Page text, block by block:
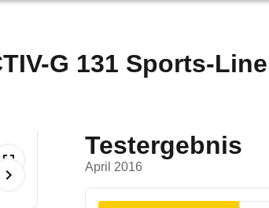
G 131 Sports-
Testergebnis
April 2016